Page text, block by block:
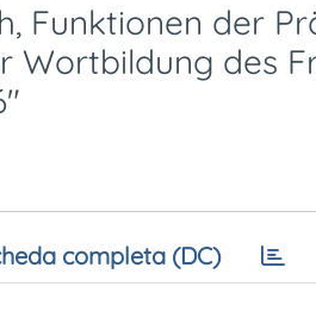
Funktionen der
des
completa (DC)